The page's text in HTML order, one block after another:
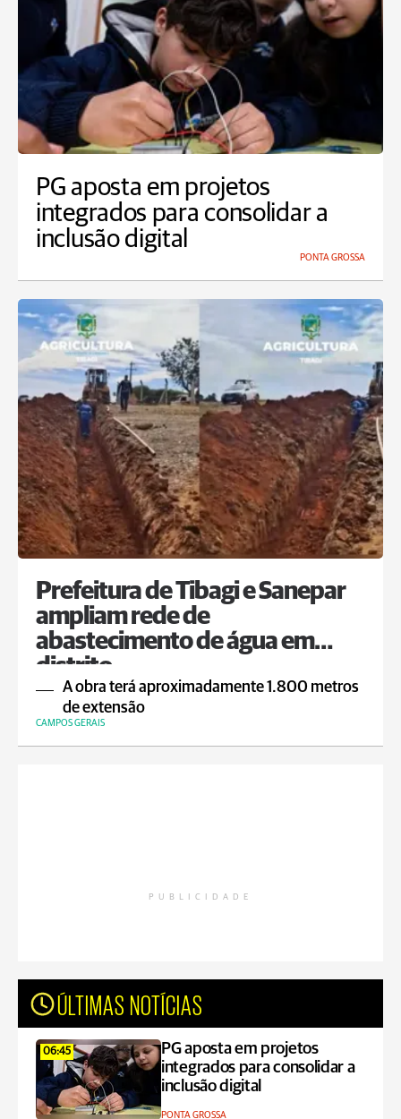
PG aposta em projetos
integrados para consolidar a
inclusão digital
PONTA GROSSA
Prefeitura de Tibagi e Sanepar
ampliam rede de
abastecimento de água em
distrito
A obra terá aproximadamente 1.800 metros
de extensão
CAMPOS GERAIS
PUBLICIDADE
ÚLTIMAS NOTÍCIAS
06:45
PG aposta em projetos
integrados para consolidar a
inclusão digital
PONTA GROSSA